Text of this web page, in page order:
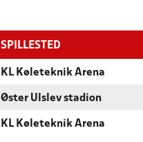
SPILLESTED
KL Køleteknik Arena
Øster Ulslev stadion
KL Køleteknik Arena